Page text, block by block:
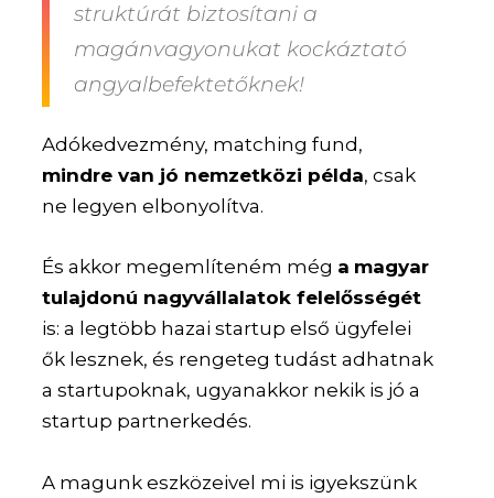
struktúrát biztosítani a
magánvagyonukat kockáztató
angyalbefektetőknek!
Adókedvezmény, matching fund,
mindre van jó nemzetközi példa, csak
ne legyen elbonyolítva.
És akkor megemlíteném még a magyar
tulajdonú nagyvállalatok felelősségét
is: a legtöbb hazai startup első ügyfelei
ők lesznek, és rengeteg tudást adhatnak
a startupoknak, ugyanakkor nekik is jó a
startup partnerkedés.
A magunk eszközeivel mi is igyekszünk